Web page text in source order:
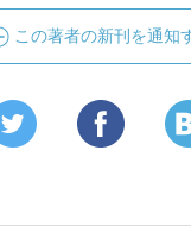
この著者の新刊を通知